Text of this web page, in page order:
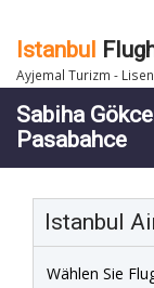
Istanbul
Ayjemal Turizm -
Sabiha
Pasabahce
Istanbul
Wählen Sie